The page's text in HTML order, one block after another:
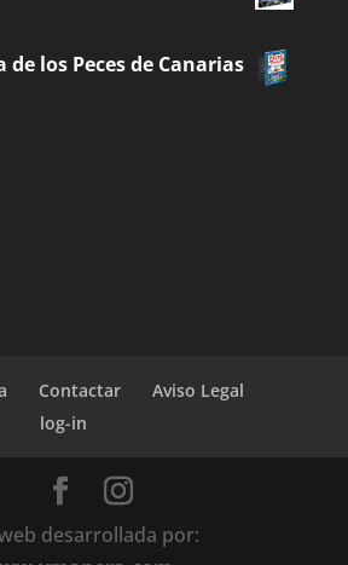
los Peces de Canarias
Contactar
Aviso Legal
log-in
desarrollada por: